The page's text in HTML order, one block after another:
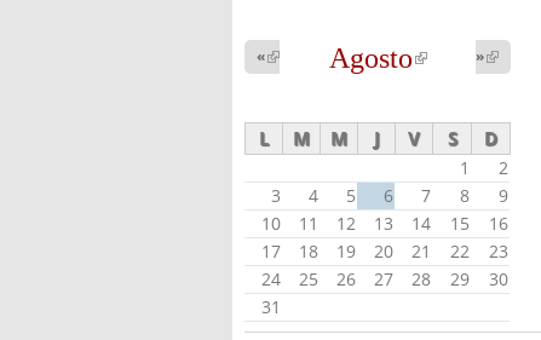
Agosto (link is
«
external)
»
external)
L M M J V S D
1
2
3
4 5 6 7 8
9
10
11 12 13 14 15
16
17
18 19 20 21 22
23
24
25 26 27 28 29
30
31